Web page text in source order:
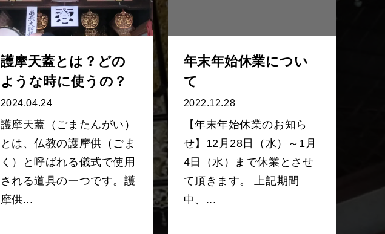
護摩天蓋とは？どの
ような時に使うの？
2024.04.24
護摩天蓋（ごまたんがい）
とは、仏教の護摩供（ごま
く）と呼ばれる儀式で使用
される道具の一つです。護
摩供...
年末年始休業につい
て
2022.12.28
【年末年始休業のお知ら
せ】12月28日（水）～1月
4日（水）まで休業とさせ
て頂きます。 上記期間
中、...